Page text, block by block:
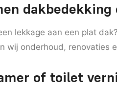
dakbedekking
lekkage aan een plat
wij onderhoud, renovaties
of toilet